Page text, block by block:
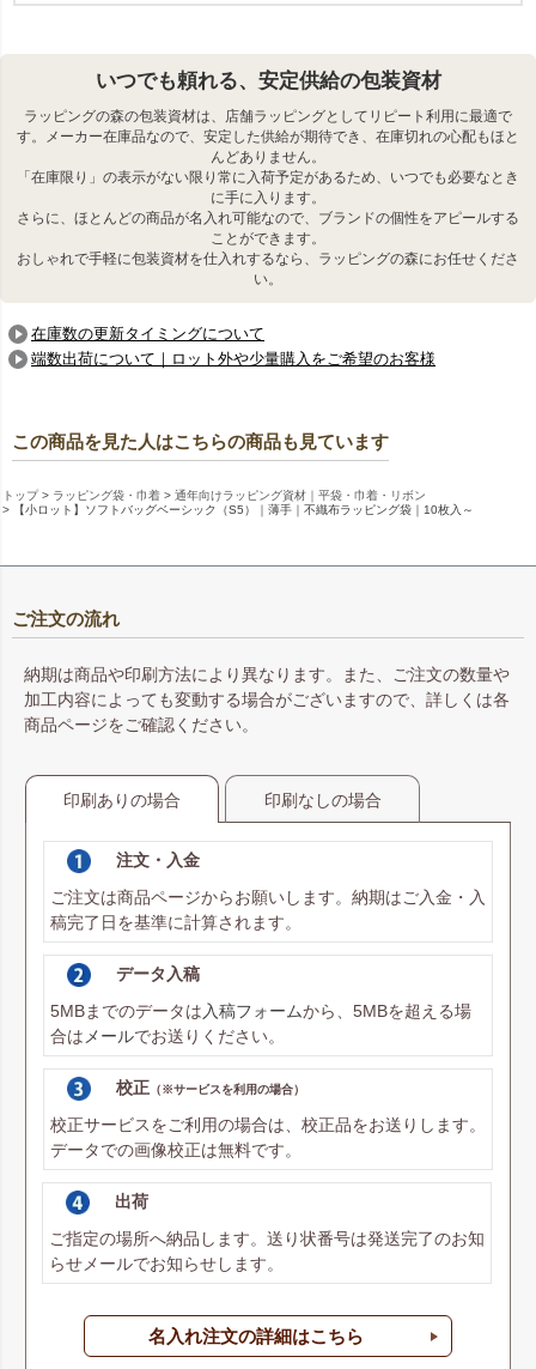
いつでも頼れる、安定供給の包装資材
ラッピングの森の包装資材は、店舗ラッピングとしてリピート利用に最適で
す。メーカー在庫品なので、安定した供給が期待でき、在庫切れの心配もほと
んどありません。
「在庫限り」の表示がない限り常に入荷予定があるため、いつでも必要なとき
に手に入ります。
さらに、ほとんどの商品が名入れ可能なので、ブランドの個性をアピールする
ことができます。
おしゃれで手軽に包装資材を仕入れするなら、ラッピングの森にお任せくださ
い。
在庫数の更新タイミングについて
端数出荷について｜ロット外や少量購入をご希望のお客様
この商品を見た人はこちらの商品も見ています
トップ ラッピング袋・巾着
通年向けラッピング資材｜平袋・巾着・リボン
【小ロット】ソフトバッグベーシック（S5）｜薄手｜不織布ラッピング袋｜10枚入～
ご注文の流れ
納期は商品や印刷方法により異なります。また、ご注文の数量や
加工内容によっても変動する場合がございますので、詳しくは各
商品ページをご確認ください。
印刷ありの場合 印刷なしの場合
注文・入金
ご注文は商品ページからお願いします。納期はご入金・入
稿完了日を基準に計算されます。
データ入稿
5MBまでのデータは 入稿フォームから、5MBを超える場
合は メールでお送りください。
校正（※サービスを利用の場合）
校正サービスをご利用の場合は、校正品をお送りします。
データでの画像校正は無料です。
出荷
ご指定の場所へ納品します。送り状番号は発送完了のお知
らせメールでお知らせします。
名入れ注文の詳細はこちら